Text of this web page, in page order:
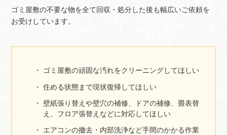
ゴミ屋敷の不要な物を全て回収・処分した後も幅広いご依頼を
お受けしています。
ゴミ屋敷の頑固な汚れをクリーニングしてほしい
住める状態まで現状復帰してほしい
壁紙張り替えや壁穴の補修、ドアの補修、畳表替
え、フロア張替えなどに対応してほしい
エアコンの撤去・内部洗浄など手間のかかる作業